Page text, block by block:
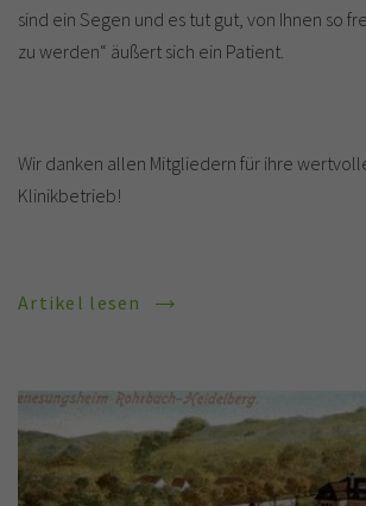
sind ein Segen und es tut gut, von Ihnen so
zu werden“ äußert sich ein Patient.
Wir danken allen Mitgliedern für ihre
Klinikbetrieb!
Artikel lesen